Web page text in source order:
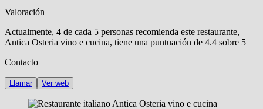
Valoración
Actualmente, 4 de cada 5 personas recomienda este restaurante,
Antica Osteria vino e cucina, tiene una puntuación de 4.4 sobre 5
Contacto
Llamar Ver web